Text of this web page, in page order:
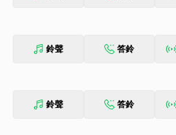
鈴聲 答鈴
鈴聲 答鈴